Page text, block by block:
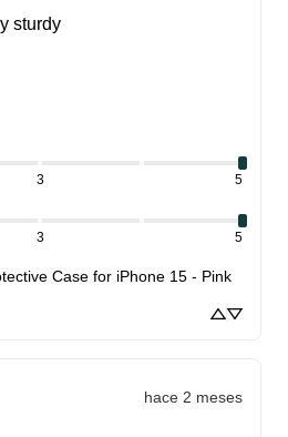
sturdy
3 5
3 5
Case for iPhone 15 - Pink
hace 2 meses